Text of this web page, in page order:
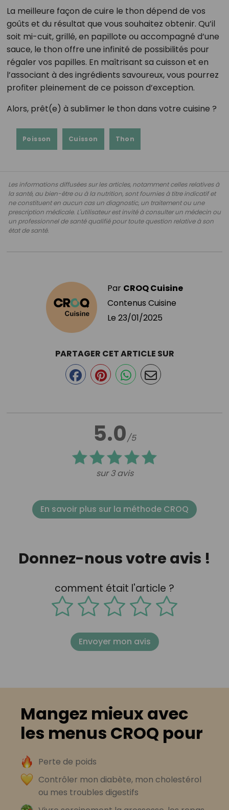
La meilleure façon de cuire le thon dépend de vos
goûts et du résultat que vous souhaitez obtenir. Qu’il
soit mi-cuit, grillé, en papillote ou accompagné d’une
sauce, le thon offre une infinité de possibilités pour
régaler vos papilles. En maîtrisant sa cuisson et en
l’associant à des ingrédients savoureux, vous pourrez
profiter pleinement de ce poisson d’exception.
Alors, prêt(e) à sublimer le thon dans votre cuisine ?
Poisson Cuisson Thon
Les informations diffusées sur les articles, notamment celles relatives à
la santé, au bien-être ou à la nutrition, sont fournies à titre indicatif et
ne constituent en aucun cas un diagnostic, un traitement ou une
prescription médicale. L'utilisateur est invité à consulter un médecin ou
un professionnel de santé qualifié pour toute question relative à son
état de santé.
Par CROQ Cuisine
Contenus Cuisine
Le 23/01/2025
5.0/5
sur 3 avis
PARTAGER CET ARTICLE SUR
En savoir plus sur la méthode CROQ
Donnez-nous votre avis !
comment était l'article ?
Envoyer mon avis
Mangez mieux avec
les menus CROQ pour
Perte de poids
Contrôler mon diabète, mon cholestérol
ou mes troubles digestifs